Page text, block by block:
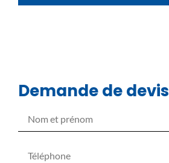
Demande de devis